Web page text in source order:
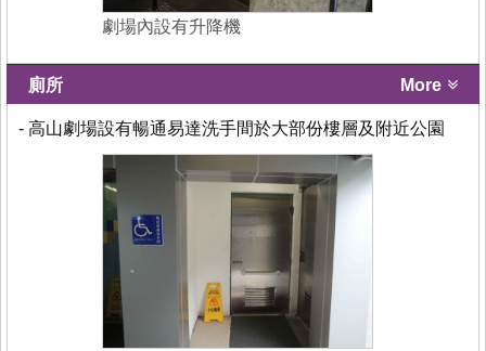
劇場內設有升降機
廁所 More
- 高山劇場設有暢通易達洗手間於大部份樓層及附近公園